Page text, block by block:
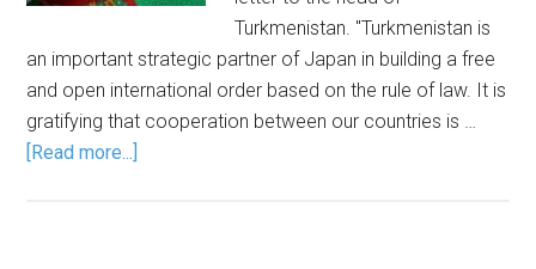
Turkmenistan. "Turkmenistan is
an important strategic partner of Japan in building a free
and open international order based on the rule of law. It is
gratifying that cooperation between our countries is …
[Read more...]